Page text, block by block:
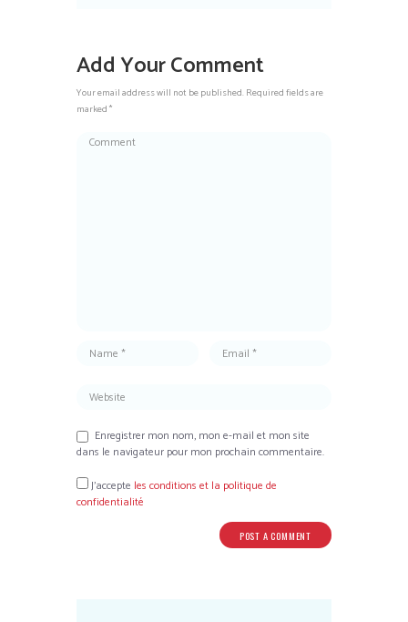
Add Your Comment
Your email address will not be published. Required fields are
marked *
Enregistrer mon nom, mon e-mail et mon site
dans le navigateur pour mon prochain commentaire.
J’accepte les conditions et la politique de
confidentialité